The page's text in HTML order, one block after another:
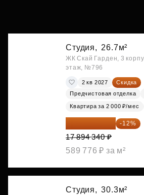
Студия, 26.7м²
ЖК Скай Гарден, 3
этаж, №796
2 кв 2027
Скидка
Предчистовая отделка
Квартира за 2 000 ₽/мес
15 747 019 ₽ -12%
17 894 340 ₽
589 776 ₽ за м²
Студия, 30.3м²